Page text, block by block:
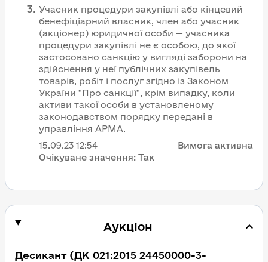
Учасник процедури закупівлі або кінцевий
бенефіціарний власник, член або учасник
(акціонер) юридичної особи — учасника
процедури закупівлі не є особою, до якої
застосовано санкцію у вигляді заборони на
здійснення у неї публічних закупівель
товарів, робіт і послуг згідно із Законом
України "Про санкції", крім випадку, коли
активи такої особи в установленому
законодавством порядку передані в
управління АРМА.
15.09.23 12:54
Вимога активна
Очікуване значення: Так
Аукціон
Десикант (ДК 021:2015 24450000-3-